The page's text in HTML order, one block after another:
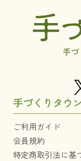
手づくりタウ
ご利用ガイド
会員規約
特定商取引法に基